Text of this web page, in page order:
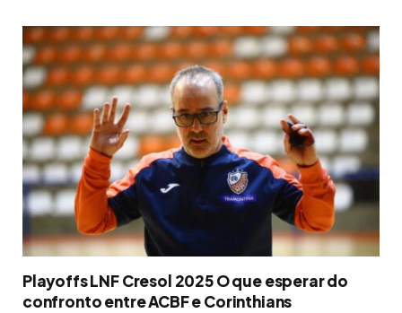
Playoffs LNF Cresol 2025 O que esperar do
confronto entre ACBF e Corinthians